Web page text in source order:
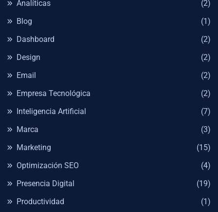
Analíticas
(2)
Blog
(1)
Dashboard
(2)
Design
(2)
Email
(2)
Empresa Tecnológica
(2)
Inteligencia Artificial
(7)
Marca
(3)
Marketing
(15)
Optimización SEO
(4)
Presencia Digital
(19)
Productividad
(1)